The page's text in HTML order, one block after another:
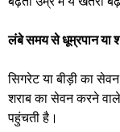
लंबे समय से धूम्रपान या
सिगरेट या बीड़ी का
शराब का सेवन करने
पहुंचती है।